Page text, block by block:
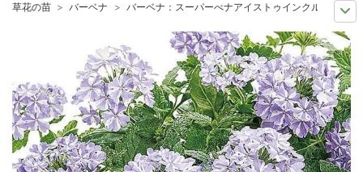
草花の苗 バーベナ
バーベナ：スーパーべナアイストゥインクル3号ポッ
バーベナ：スーパーべナアイストゥインクル3